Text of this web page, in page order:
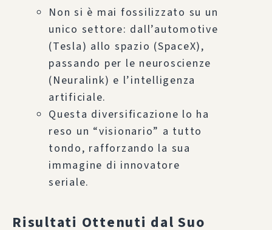
Non si è mai fossilizzato su un
unico settore: dall’automotive
(Tesla) allo spazio (SpaceX),
passando per le neuroscienze
(Neuralink) e l’intelligenza
artificiale.
Questa diversificazione lo ha
reso un “visionario” a tutto
tondo, rafforzando la sua
immagine di innovatore
seriale.
Risultati Ottenuti dal Suo